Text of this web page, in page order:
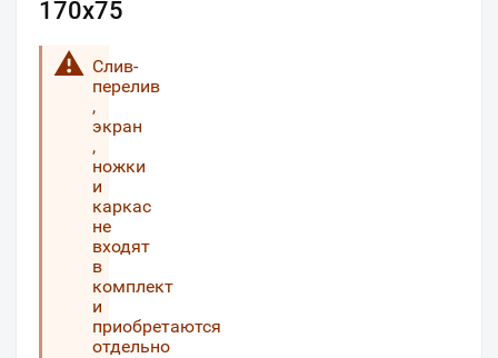
170х75
Слив-
перелив
,
экран
,
ножки
и
каркас
не
входят
в
комплект
и
приобретаются
отдельно